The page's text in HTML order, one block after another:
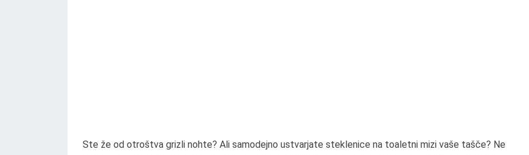
Ste že od otroštva grizli nohte? Ali samodejno ustvarjate steklenice na toaletni mizi vaše tašče? Ne